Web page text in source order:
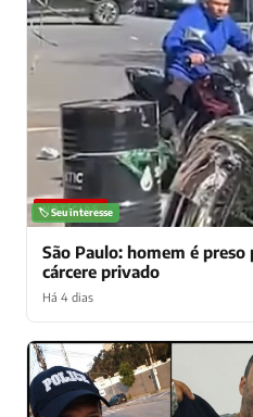
NOTÍCIAS
🏷️ Seu interesse
São Paulo: homem é
cárcere privado
Há 4 dias